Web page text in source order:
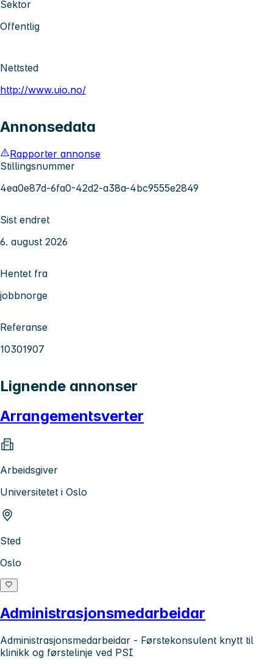
Sektor
Offentlig
Nettsted
http://www.uio.no/
Annonsedata
Rapporter annonse
Stillingsnummer
4ea0e87d-6fa0-42d2-a38a-4bc9555e2849
Sist endret
6. august 2026
Hentet fra
jobbnorge
Referanse
10301907
Lignende annonser
Arrangementsverter
Arbeidsgiver
Universitetet i Oslo
Sted
Oslo
Administrasjonsmedarbeidar
Administrasjonsmedarbeidar - Førstekonsulent knytt til
klinikk og førstelinje ved PSI